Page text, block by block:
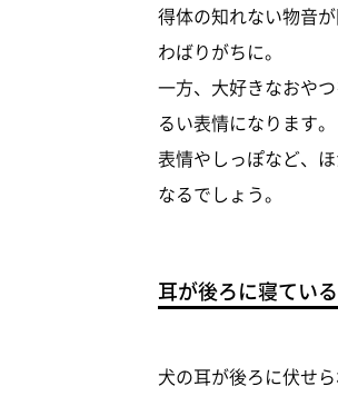
得体の知れない物音
わばりがちに。
一方、大好きなおや
るい表情になります。
表情やしっぽなど、
なるでしょう。
耳が後ろに寝てい
犬の耳が後ろに伏せ